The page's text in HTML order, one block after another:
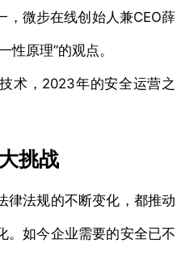
，微步在线创始人兼CEO薛
性原理”的观点。
术，2023年的安全运营之
挑战
律法规的不断变化，都推动
。如今企业需要的安全已不